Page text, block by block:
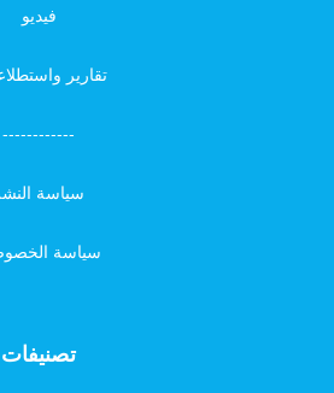
فيديو
تقارير
------------
سياسة
سياسة
تصنيفات